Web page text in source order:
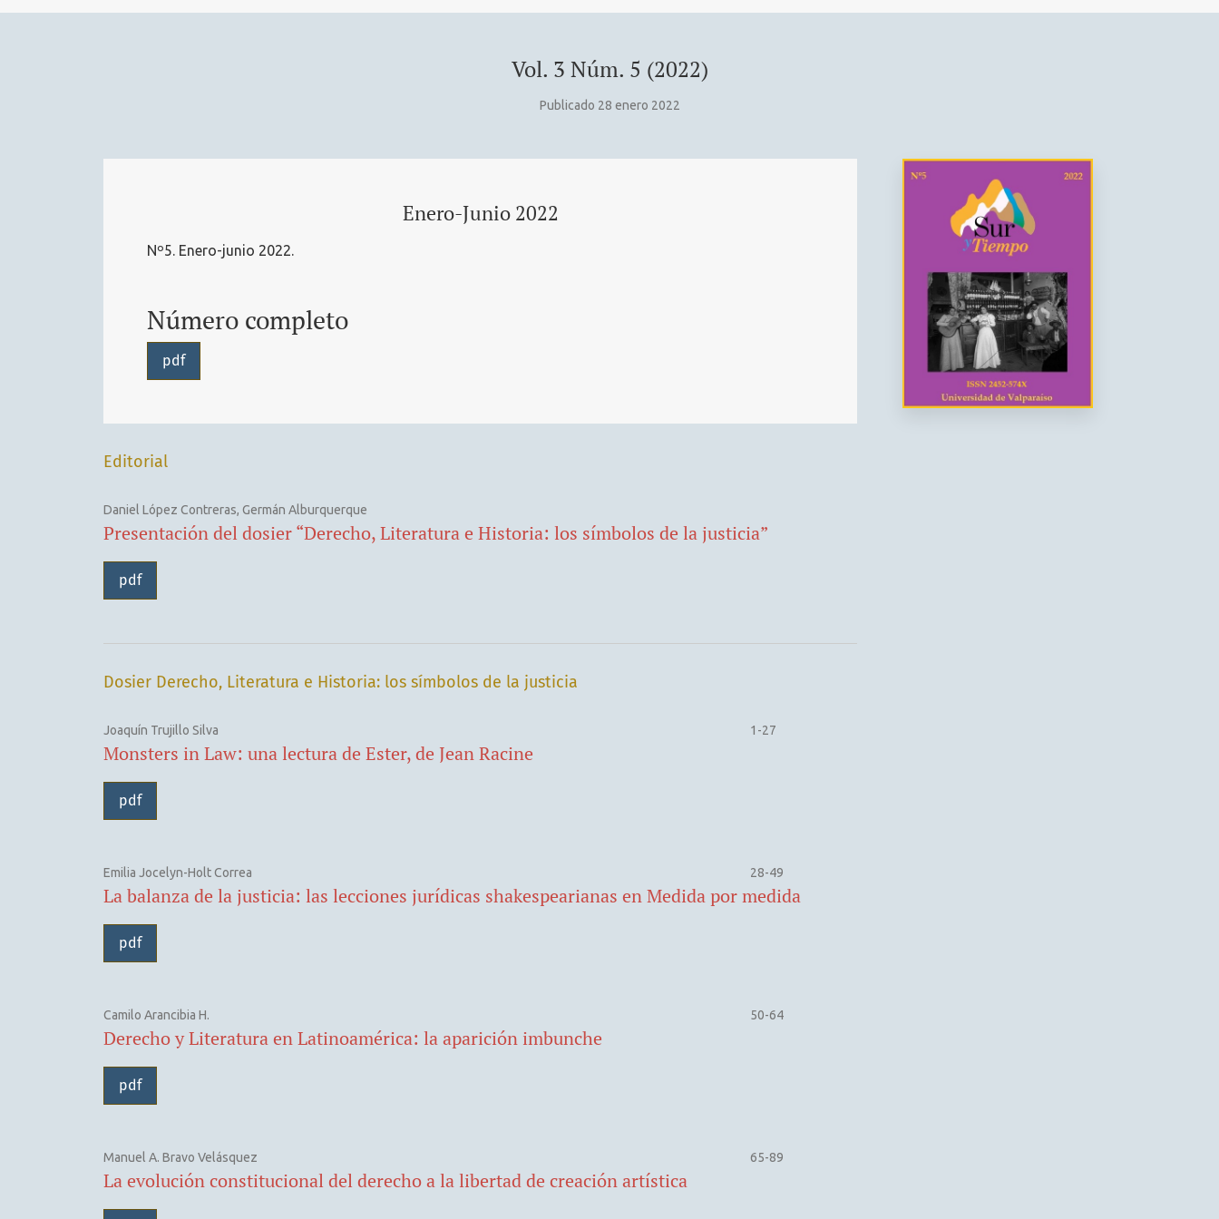
Vol. 3 Núm. 5 (2022)
Publicado 28 enero 2022
Enero-Junio 2022
Nº5. Enero-junio 2022.
Número completo
pdf
Editorial
Daniel López Contreras, Germán Alburquerque
Presentación del dosier “Derecho, Literatura e Historia: los símbolos de la justicia”
pdf
Dosier Derecho, Literatura e Historia: los símbolos de la justicia
Joaquín Trujillo Silva 1-27
Monsters in Law: una lectura de Ester, de Jean Racine
pdf
Emilia Jocelyn-Holt Correa 28-49
La balanza de la justicia: las lecciones jurídicas shakespearianas en Medida por medida
pdf
Camilo Arancibia H. 50-64
Derecho y Literatura en Latinoamérica: la aparición imbunche
pdf
Manuel A. Bravo Velásquez 65-89
La evolución constitucional del derecho a la libertad de creación artística